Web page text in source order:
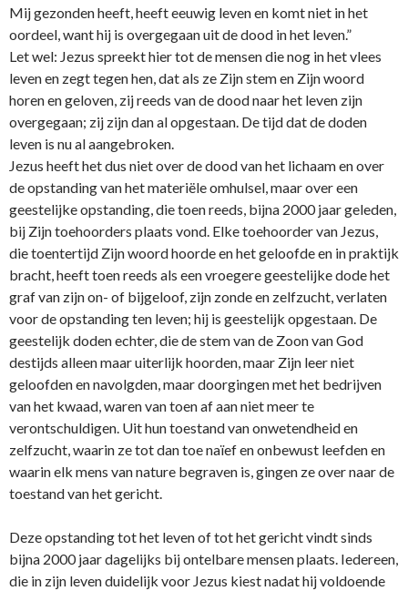
Mij gezonden heeft, heeft eeuwig leven en komt niet in het
oordeel, want hij is overgegaan uit de dood in het leven.”
Let wel: Jezus spreekt hier tot de mensen die nog in het vlees
leven en zegt tegen hen, dat als ze Zijn stem en Zijn woord
horen en geloven, zij reeds van de dood naar het leven zijn
overgegaan; zij zijn dan al opgestaan. De tijd dat de doden
leven is nu al aangebroken.
Jezus heeft het dus niet over de dood van het lichaam en over
de opstanding van het materiële omhulsel, maar over een
geestelijke opstanding, die toen reeds, bijna 2000 jaar geleden,
bij Zijn toehoorders plaats vond. Elke toehoorder van Jezus,
die toentertijd Zijn woord hoorde en het geloofde en in praktijk
bracht, heeft toen reeds als een vroegere geestelijke dode het
graf van zijn o­n- of bijgeloof, zijn zonde en zelfzucht, verlaten
voor de opstanding ten leven; hij is geestelijk opgestaan. De
geestelijk doden echter, die de stem van de Zoon van God
destijds alleen maar uiterlijk hoorden, maar Zijn leer niet
geloofden en navolgden, maar doorgingen met het bedrijven
van het kwaad, waren van toen af aan niet meer te
verontschuldigen. Uit hun toestand van o­nwetendheid en
zelfzucht, waarin ze tot dan toe naïef en o­nbewust leefden en
waarin elk mens van nature begraven is, gingen ze over naar de
toestand van het gericht.
Deze opstanding tot het leven of tot het gericht vindt sinds
bijna 2000 jaar dagelijks bij o­ntelbare mensen plaats. Iedereen,
die in zijn leven duidelijk voor Jezus kiest nadat hij voldoende